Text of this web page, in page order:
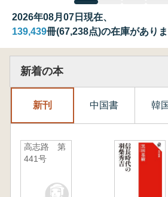
2026年08月07日現在、
139,439冊(67,238点)の在庫があり
新着の本
新刊 中国書 韓
高志路 第
441号